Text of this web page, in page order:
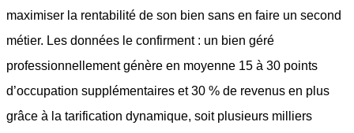
maximiser la rentabilité de son bien sans en faire un second
métier. Les données le confirment : un bien géré
professionnellement génère en moyenne 15 à 30 points
d’occupation supplémentaires et 30 % de revenus en plus
grâce à la tarification dynamique, soit plusieurs milliers